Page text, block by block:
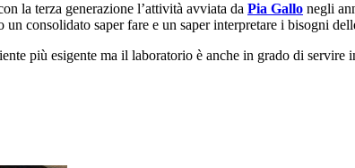
la terza generazione l’attività avviata da Pia Gallo negli
consolidato saper fare e un saper interpretare i bisogni
più esigente ma il laboratorio è anche in grado di